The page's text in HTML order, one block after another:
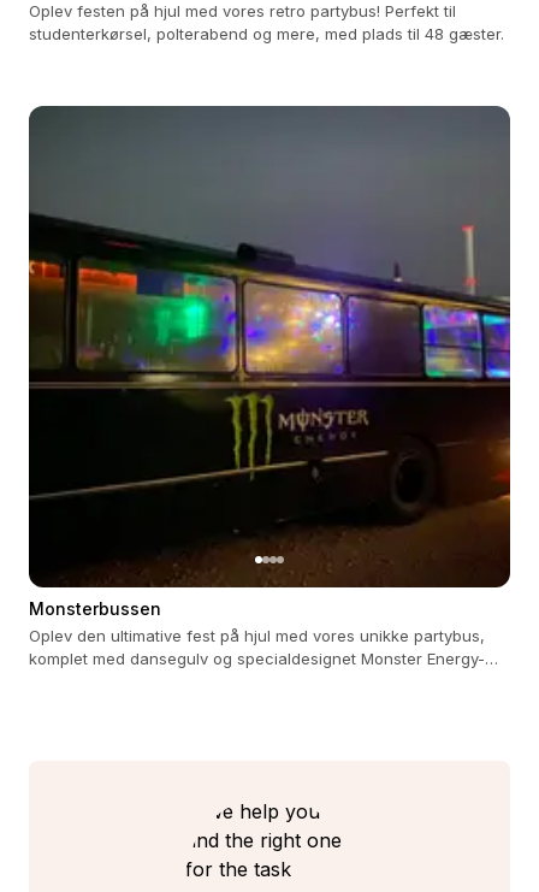
Oplev festen på hjul med vores retro partybus! Perfekt til
studenterkørsel, polterabend og mere, med plads til 48 gæster.
Monsterbussen
Oplev den ultimative fest på hjul med vores unikke partybus,
komplet med dansegulv og specialdesignet Monster Energy-